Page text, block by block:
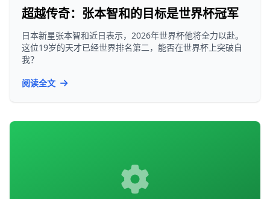
超越传奇：张本智和的目标是世界杯冠军
日本新星张本智和近日表示，2026年世界杯他将全力以赴。
这位19岁的天才已经世界排名第二，能否在世界杯上突破自
我？
阅读全文